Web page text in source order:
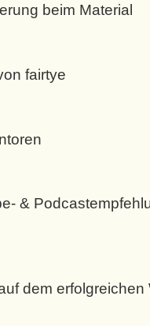
beim Material
fairtye
&
dem